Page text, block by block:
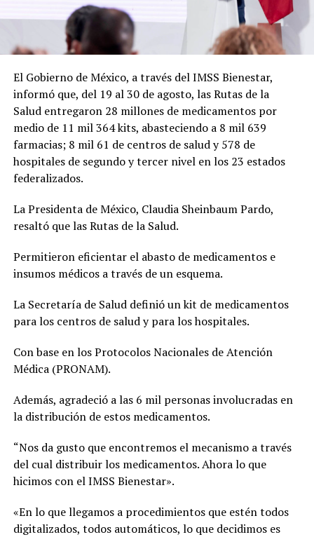
El Gobierno de México, a través del IMSS Bienestar,
informó que, del 19 al 30 de agosto, las Rutas de la
Salud entregaron 28 millones de medicamentos por
medio de 11 mil 364 kits, abasteciendo a 8 mil 639
farmacias; 8 mil 61 de centros de salud y 578 de
hospitales de segundo y tercer nivel en los 23 estados
federalizados.
La Presidenta de México, Claudia Sheinbaum Pardo,
resaltó que las Rutas de la Salud.
Permitieron eficientar el abasto de medicamentos e
insumos médicos a través de un esquema.
La Secretaría de Salud definió un kit de medicamentos
para los centros de salud y para los hospitales.
Con base en los Protocolos Nacionales de Atención
Médica (PRONAM).
Además, agradeció a las 6 mil personas involucradas en
la distribución de estos medicamentos.
“Nos da gusto que encontremos el mecanismo a través
del cual distribuir los medicamentos. Ahora lo que
hicimos con el IMSS Bienestar».
«En lo que llegamos a procedimientos que estén todos
digitalizados, todos automáticos, lo que decidimos es